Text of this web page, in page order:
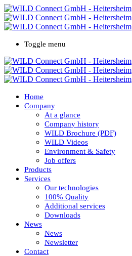
Toggle menu
Home
Company
At a glance
Company history
WILD Brochure (PDF)
WILD Videos
Environment & Safety
Job offers
Products
Services
Our technologies
100% Quality
Additional services
Downloads
News
News
Newsletter
Contact